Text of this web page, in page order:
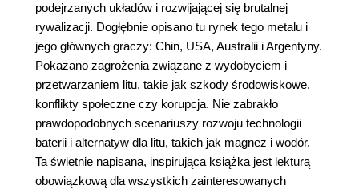
podejrzanych układów i rozwijającej się brutalnej
rywalizacji. Dogłębnie opisano tu rynek tego metalu i
jego głównych graczy: Chin, USA, Australii i Argentyny.
Pokazano zagrożenia związane z wydobyciem i
przetwarzaniem litu, takie jak szkody środowiskowe,
konflikty społeczne czy korupcja. Nie zabrakło
prawdopodobnych scenariuszy rozwoju technologii
baterii i alternatyw dla litu, takich jak magnez i wodór.
Ta świetnie napisana, inspirująca książka jest lekturą
obowiązkową dla wszystkich zainteresowanych